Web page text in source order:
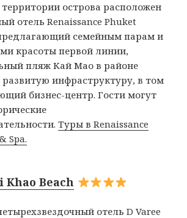
острова расположен
отель Renaissance Phuket
семейным парам и
красоты первой линии,
пляж Кай Мао в районе
инфраструктуру, в том
бизнес-центр. Гости могут
Туры в Renaissance
Spa.
Khao Beach
отель D Varee